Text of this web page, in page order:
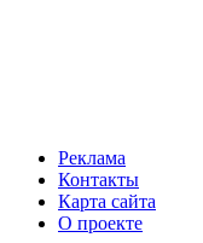
Реклама
Контакты
Карта сайта
О проекте